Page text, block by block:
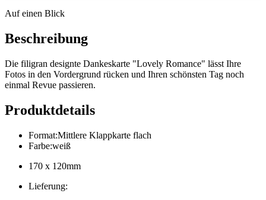
Auf einen Blick
Beschreibung
Die filigran designte Dankeskarte "Lovely Romance" lässt Ihre
Fotos in den Vordergrund rücken und Ihren schönsten Tag noch
einmal Revue passieren.
Produktdetails
Format:Mittlere Klappkarte flach
Farbe:weiß
170 x 120mm
Lieferung: